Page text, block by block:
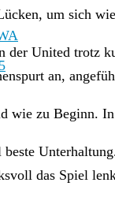
um sich
der United trotz
an,
wie zu Beginn.
das Spiel